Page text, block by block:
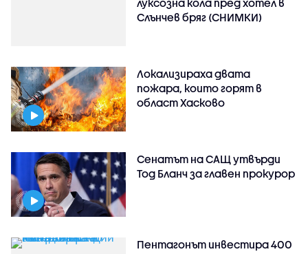
луксозна кола пред хотел в
Слънчев бряг (СНИМКИ)
Локализираха двата
пожара, които горят в
област Хасково
Сенатът на САЩ утвърди
Тод Бланч за главен прокурор
Пентагонът инвестира 400